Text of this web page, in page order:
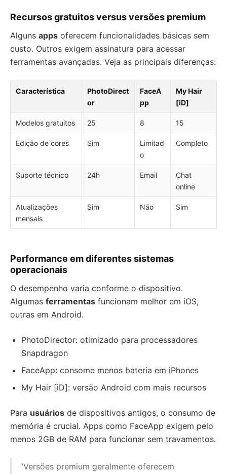
Recursos gratuitos versus versões premium
Alguns apps oferecem funcionalidades básicas sem
custo. Outros exigem assinatura para acessar
ferramentas avançadas. Veja as principais diferenças:
Característica
PhotoDirect
or
FaceA
pp
My Hair
[iD]
Modelos gratuitos 25 8 15
Edição de cores Sim
Limitad
o
Completo
Suporte técnico 24h Email
Chat
online
Atualizações
mensais
Sim Não Sim
Performance em diferentes sistemas
operacionais
O desempenho varia conforme o dispositivo.
Algumas ferramentas funcionam melhor em iOS,
outras em Android.
PhotoDirector: otimizado para processadores
Snapdragon
FaceApp: consome menos bateria em iPhones
My Hair [iD]: versão Android com mais recursos
Para usuários de dispositivos antigos, o consumo de
memória é crucial. Apps como FaceApp exigem pelo
menos 2GB de RAM para funcionar sem travamentos.
“Versões premium geralmente oferecem